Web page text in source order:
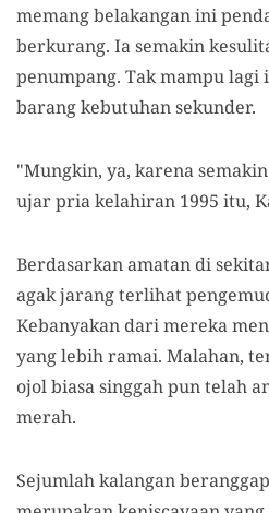
memang belakangan ini
berkurang. Ia semakin
penumpang. Tak mampu lagi
barang kebutuhan sekunder.
"Mungkin, ya, karena
ujar pria kelahiran 1995 itu,
Berdasarkan amatan di
agak jarang terlihat
Kebanyakan dari mereka
yang lebih ramai. Malahan,
ojol biasa singgah pun telah
merah.
Sejumlah kalangan